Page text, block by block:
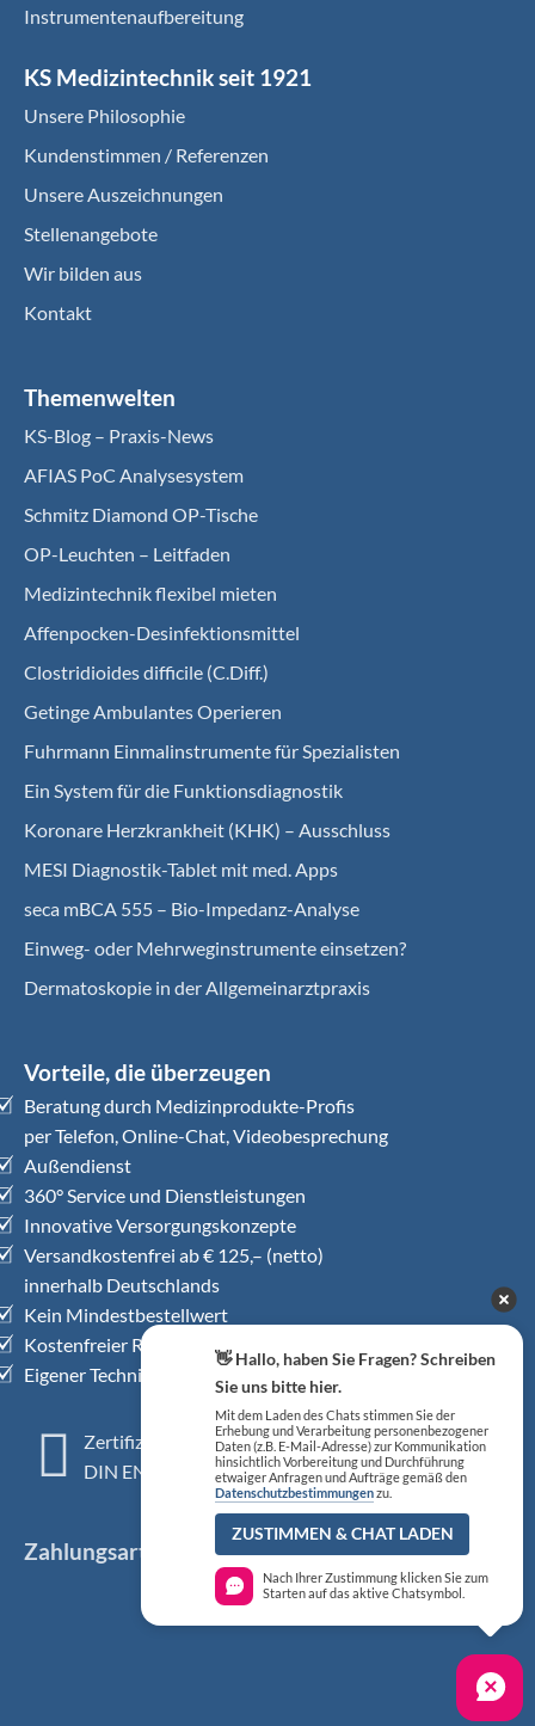
Instrumentenaufbereitung
KS Medizintechnik seit 1921
Unsere Philosophie
Kundenstimmen / Referenzen
Unsere Auszeichnungen
Stellenangebote
Wir bilden aus
Kontakt
Themenwelten
KS-Blog – Praxis-News
AFIAS PoC Analysesystem
Schmitz Diamond OP-Tische
OP-Leuchten – Leitfaden
Medizintechnik flexibel mieten
Affenpocken-Desinfektionsmittel
Clostridioides difficile (C.Diff.)
Getinge Ambulantes Operieren
Fuhrmann Einmalinstrumente für Spezialisten
Ein System für die Funktionsdiagnostik
Koro­nare Herz­krank­heit (KHK) – Ausschluss
MESI Diagnostik-Tablet mit med. Apps
seca mBCA 555 – Bio-Impedanz-Analyse
Einweg- oder Mehrweginstrumente einsetzen?
Dermatoskopie in der Allgemeinarztpraxis
Vorteile, die überzeugen
Beratung durch Medizinprodukte-Profis
per Telefon, Online-Chat, Videobesprechung
Außendienst
360° Service und Dienstleistungen
Innovative Versorgungskonzepte
Versandkostenfrei ab € 125,– (netto)
innerhalb Deutschlands
Kein Mindestbestellwert
Kostenfreier Rückholservice
Eigener Technischer Kundendienst
Zertifiziertes QM-System
DIN EN ISO 13485
Zahlungsarten
👋 Hallo, haben Sie Fragen? Schreiben
Sie uns bitte hier.
Mit dem Laden des Chats stimmen Sie der
Erhebung und Verarbeitung personenbezogener
Daten (z.B. E-Mail-Adresse) zur Kommunikation
hinsichtlich Vorbereitung und Durchführung
etwaiger Anfragen und Aufträge gemäß den
Datenschutzbestimmungenzu.
ZUSTIMMEN & CHAT LADEN
Nach Ihrer Zustimmung klicken Sie zum
Starten auf das aktive Chatsymbol.